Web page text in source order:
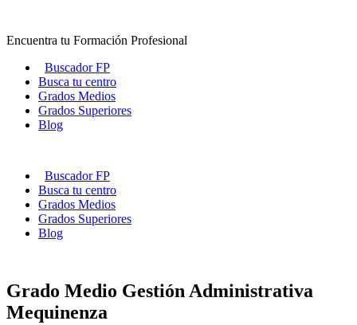
contenido
Encuentra tu Formación Profesional
Buscador FP
Busca tu centro
Grados Medios
Grados Superiores
Blog
Buscador FP
Busca tu centro
Grados Medios
Grados Superiores
Blog
Grado Medio Gestión Administrativa
Mequinenza